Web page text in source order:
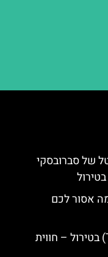
של סברובסקי
אסור לכם
פארק הדינוזאורים (Triassic Park) בטירול – חווית